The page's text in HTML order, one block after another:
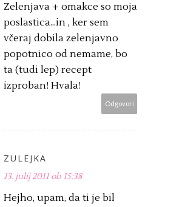
Zelenjava + omakce so moja
poslastica...in , ker sem
včeraj dobila zelenjavno
popotnico od nemame, bo
ta (tudi lep) recept
izproban! Hvala!
Odgovori
ZULEJKA
13. julij 2011 ob 15:38
Hejho, upam, da ti je bil